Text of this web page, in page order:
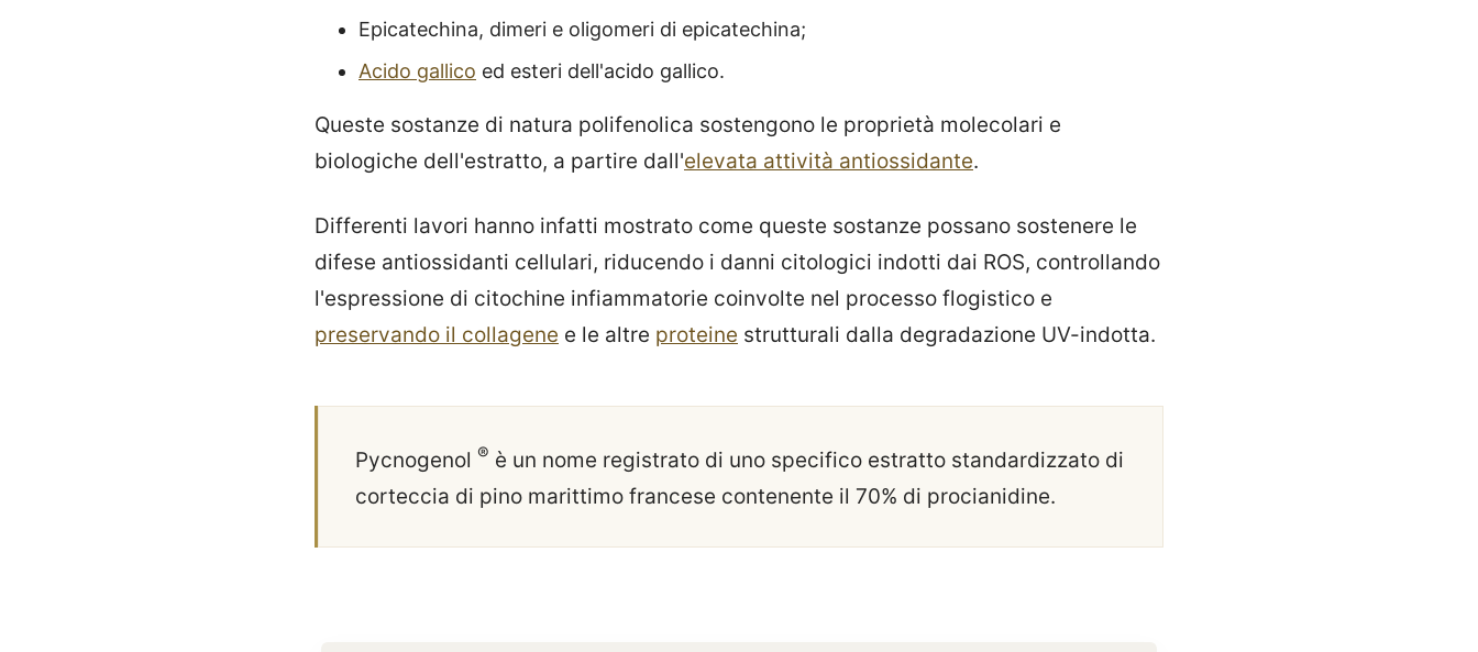
Epicatechina, dimeri e oligomeri di epicatechina;
Acido gallico ed esteri dell'acido gallico.
Queste sostanze di natura polifenolica sostengono le proprietà molecolari e
biologiche dell'estratto, a partire dall'elevata attività antiossidante.
Differenti lavori hanno infatti mostrato come queste sostanze possano sostenere le
difese antiossidanti cellulari, riducendo i danni citologici indotti dai ROS, controllando
l'espressione di citochine infiammatorie coinvolte nel processo flogistico e
preservando il collagene e le altre proteine strutturali dalla degradazione UV-indotta.
Pycnogenol ® è un nome registrato di uno specifico estratto standardizzato di
corteccia di pino marittimo francese contenente il 70% di procianidine.